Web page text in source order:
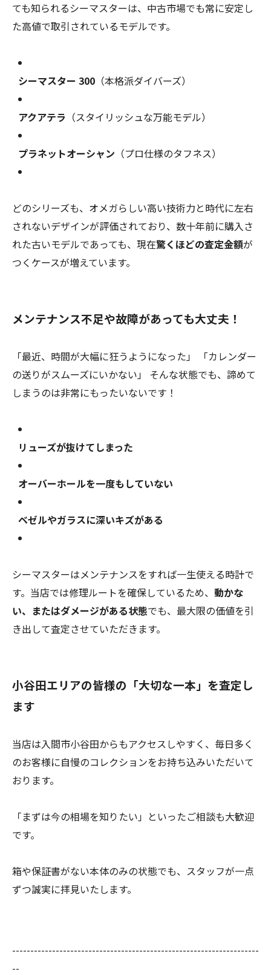
ても知られるシーマスターは、中古市場でも常に安定し
た高値で取引されているモデルです。
シーマスター 300 （本格派ダイバーズ）
アクアテラ （スタイリッシュな万能モデル）
プラネットオーシャン （プロ仕様のタフネス）
どのシリーズも、オメガらしい高い技術力と時代に左右
されないデザインが評価されており、数十年前に購入さ
れた古いモデルであっても、現在驚くほどの査定金額が
つくケースが増えています。
メンテナンス不足や故障があっても大丈夫！
「最近、時間が大幅に狂うようになった」 「カレンダー
の送りがスムーズにいかない」 そんな状態でも、諦めて
しまうのは非常にもったいないです！
リューズが抜けてしまった
オーバーホールを一度もしていない
ベゼルやガラスに深いキズがある
シーマスターはメンテナンスをすれば一生使える時計で
す。当店では修理ルートを確保しているため、 動かな
い、またはダメージがある状態でも、最大限の価値を引
き出して査定させていただきます。
小谷田エリアの皆様の「大切な一本」を査定し
ます
当店は入間市小谷田からもアクセスしやすく、毎日多く
のお客様に自慢のコレクションをお持ち込みいただいて
おります。
「まずは今の相場を知りたい」といったご相談も大歓迎
です。
箱や保証書がない本体のみの状態でも、スタッフが一点
ずつ誠実に拝見いたします。
--------------------------------------------------------------------
--